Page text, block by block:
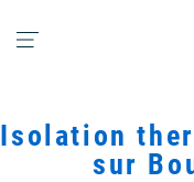
Isolation
sur